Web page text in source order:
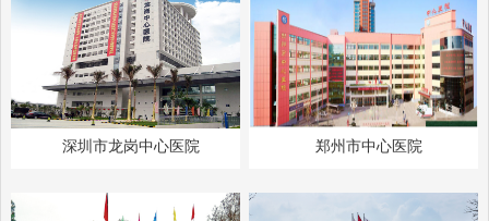
深圳市龙岗中心医院 郑州市中心医院